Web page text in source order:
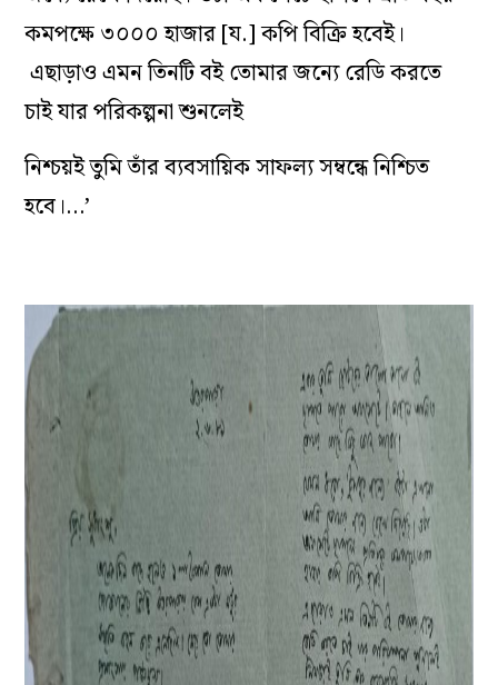
কমপক্ষে ৩০০০ হাজার [য.] কপি বিক্রি হবেই।
এছাড়াও এমন তিনটি বই তোমার জন্যে রেডি করতে
চাই যার পরিকল্পনা শুনলেই
নিশ্চয়ই তুমি তাঁর ব্যবসায়িক সাফল্য সম্বন্ধে নিশ্চিত
হবে।…’